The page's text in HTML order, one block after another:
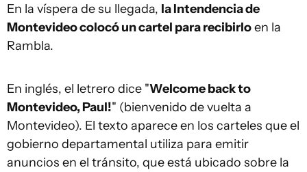
En la víspera de su llegada, la Intendencia de
Montevideo colocó un cartel para recibirloen la
Rambla.
En inglés, el letrero dice "Welcome back to
Montevideo, Paul!" (bienvenido de vuelta a
Montevideo). El texto aparece en los carteles que el
gobierno departamental utiliza para emitir
anuncios en el tránsito, que está ubicado sobre la